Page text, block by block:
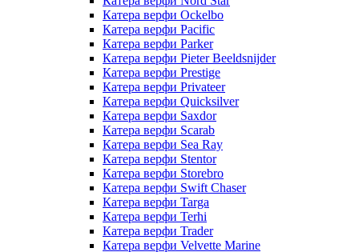
Катера верфи Ockelbo
Катера верфи Pacific
Катера верфи Parker
Катера верфи Pieter Beeldsnijder
Катера верфи Prestige
Катера верфи Privateer
Катера верфи Quicksilver
Катера верфи Saxdor
Катера верфи Scarab
Катера верфи Sea Ray
Катера верфи Stentor
Катера верфи Storebro
Катера верфи Swift Chaser
Катера верфи Targa
Катера верфи Terhi
Катера верфи Trader
Катера верфи Velvette Marine